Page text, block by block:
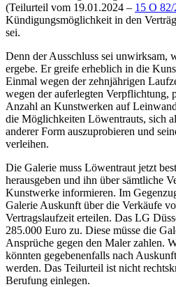
(Teilurteil vom 19.01.2024 – 15 O 82/
Kündigungsmöglichkeit in den
sei.
Denn der Ausschluss sei unwirksam,
ergebe. Er greife erheblich in die
Einmal wegen der zehnjährigen
wegen der auferlegten Verpflichtung,
Anzahl an Kunstwerken auf
die Möglichkeiten Löwentrauts, sich
anderer Form auszuprobieren und
verleihen.
Die Galerie muss Löwentraut jetzt
herausgeben und ihn über sämtliche
Kunstwerke informieren. Im
Galerie Auskunft über die Verkäufe
Vertragslaufzeit erteilen. Das LG
285.000 Euro zu. Diese müsse die
Ansprüche gegen den Maler zahlen.
könnten gegebenenfalls nach
werden. Das Teilurteil ist nicht
Berufung einlegen.